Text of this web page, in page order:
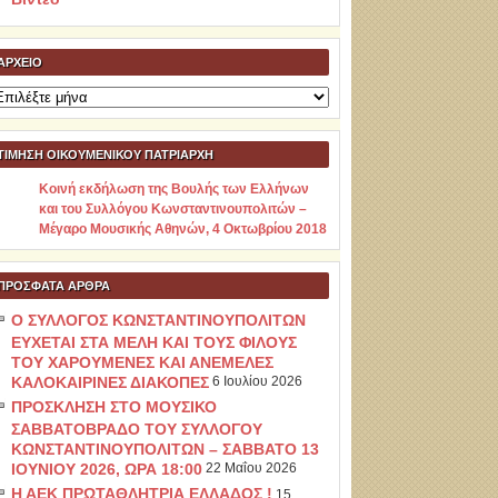
ΟΙΚΟΥΜΕΝΙΚΟΥ ΠΑΤΡΙΑΡΧΗ
Κοινή εκδήλωση της Βουλής των Ελλήνων
και του Συλλόγου Κωνσταντινουπολιτών –
Μέγαρο Μουσικής Αθηνών, 4 Οκτωβρίου 2018
ΆΡΘΡΑ
Ο ΣΥΛΛΟΓΟΣ ΚΩΝΣΤΑΝΤΙΝΟΥΠΟΛΙΤΩΝ
ΕΥΧΕΤΑΙ ΣΤΑ ΜΕΛΗ ΚΑΙ ΤΟΥΣ ΦΙΛΟΥΣ
ΤΟΥ ΧΑΡΟΥΜΕΝΕΣ ΚΑΙ ΑΝΕΜΕΛΕΣ
ΚΑΛΟΚΑΙΡΙΝΕΣ ΔΙΑΚΟΠΕΣ 6 Ιουλίου 2026
ΠΡΟΣΚΛΗΣΗ ΣΤΟ ΜΟΥΣΙΚΟ
ΣΑΒΒΑΤΟΒΡΑΔΟ ΤΟΥ ΣΥΛΛΟΓΟΥ
ΚΩΝΣΤΑΝΤΙΝΟΥΠΟΛΙΤΩΝ – ΣΑΒΒΑΤΟ 13
ΙΟΥΝΙΟΥ 2026, ΩΡΑ 18:00 22 Μαΐου 2026
Η ΑΕΚ ΠΡΩΤΑΘΛΗΤΡΙΑ ΕΛΛΑΔΟΣ !